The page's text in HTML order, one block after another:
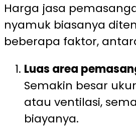
Harga jasa
nyamuk biasanya
beberapa faktor,
Luas area
Semakin besar
atau ventilasi,
biayanya.